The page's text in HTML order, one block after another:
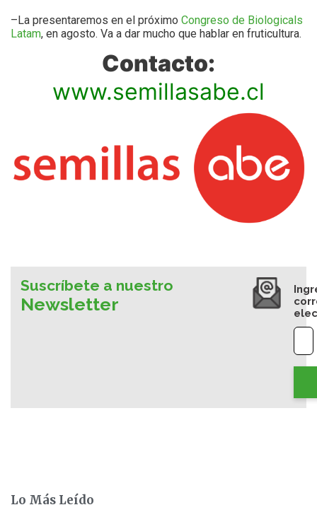
–La presentaremos en el próximo Congreso de Biologicals
Latam, en agosto. Va a dar mucho que hablar en fruticultura.
Contacto:
www.semillasabe.cl
Suscríbete a nuestro
Newsletter
Lo Más Leído